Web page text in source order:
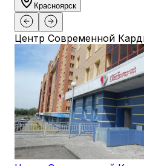
Красноярск
Центр Современной